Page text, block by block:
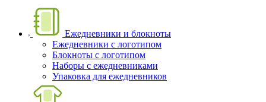
Ежедневники и блокноты
Ежедневники с логотипом
Блокноты с логотипом
Наборы с ежедневниками
Упаковка для ежедневников